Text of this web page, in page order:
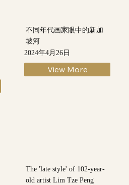
不同年代画家眼中的新加
坡河
2024年4月26日
View More
The 'late style' of 102-year-
old artist Lim Tze Peng